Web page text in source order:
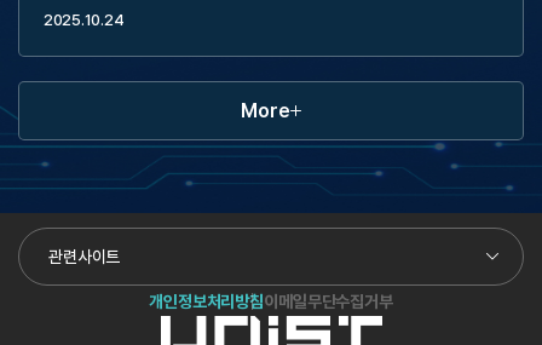
2025.10.24
More
개인정보처리방침이메일무단수집거부
관련사이트